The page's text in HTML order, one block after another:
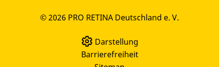
© 2026 PRO RETINA Deutschland e. V.
Darstellung
Barrierefreiheit